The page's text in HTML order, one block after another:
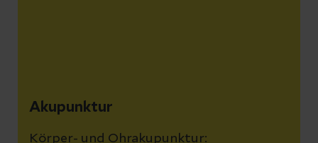
Akupunktur
Körper- und Ohrakupunktur: